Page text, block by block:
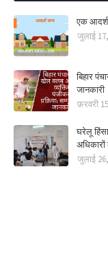
एक आदर्श
जुलाई
बिहार
जानकारी
फ़रवरी
घरेलू
अधिकारों
जुलाई